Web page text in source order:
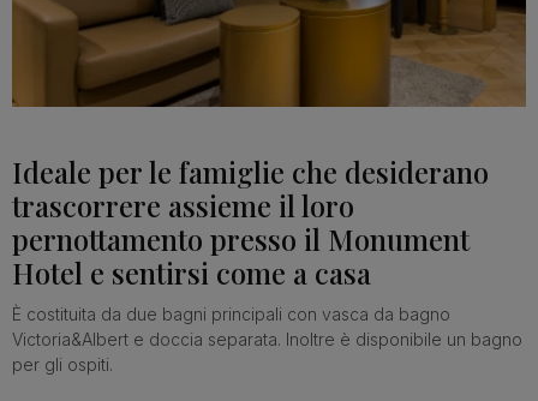
Ideale per le famiglie che desiderano
trascorrere assieme il loro
pernottamento presso il Monument
Hotel e sentirsi come a casa
È costituita da due bagni principali con vasca da bagno
Victoria&Albert e doccia separata. Inoltre è disponibile un bagno
per gli ospiti.